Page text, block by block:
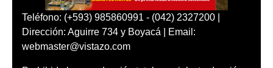
Teléfono: (+593) 985860991 - (042) 2327200 |
Dirección: Aguirre 734 y Boyacá | Email:
webmaster@vistazo.com